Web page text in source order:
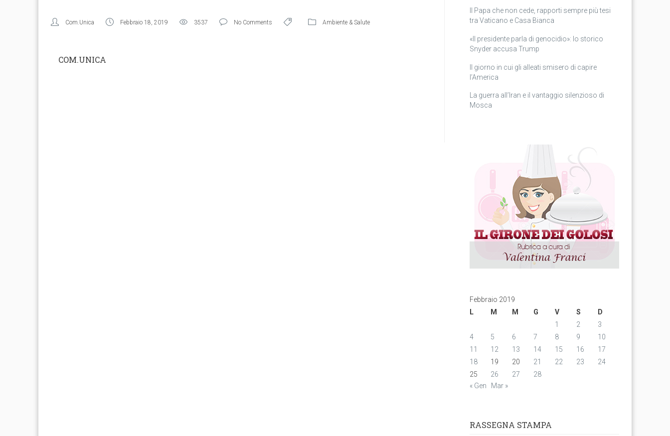
Com.Unica Febbraio 18, 2019 3537 No Comments Ambiente & Salute
COM.UNICA
Il Papa che non cede, rapporti sempre più tesi
tra Vaticano e Casa Bianca
«Il presidente parla di genocidio»: lo storico
Snyder accusa Trump
Il giorno in cui gli alleati smisero di capire
l’America
La guerra all’Iran e il vantaggio silenzioso di
Mosca
Febbraio 2019
L
M M G V S
D
1
2
3
4
5 6 7 8 9
10
11
12 13 14 15 16
17
18
19 20 21 22 23
24
25
26 27
28
« Gen
Mar »
RASSEGNA STAMPA